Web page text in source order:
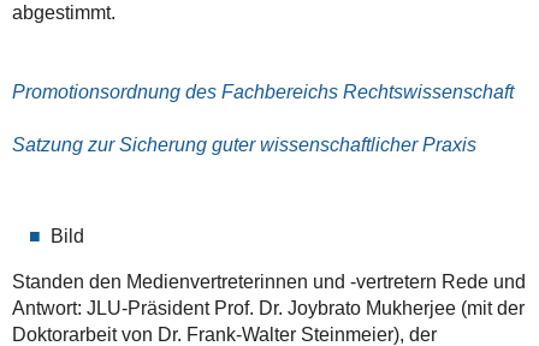
abgestimmt.
Promotionsordnung des Fachbereichs Rechtswissenschaft
Satzung zur Sicherung guter wissenschaftlicher Praxis
Bild
Standen den Medienvertreterinnen und -vertretern Rede und
Antwort: JLU-Präsident Prof. Dr. Joybrato Mukherjee (mit der
Doktorarbeit von Dr. Frank-Walter Steinmeier), der